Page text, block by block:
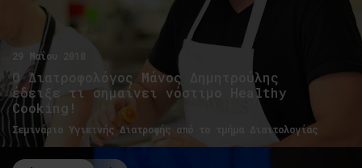
29 Μαΐου 2018
Ο Διατροφολόγος Μάνος Δημητρούλης
έδειξε τι σημαίνει νόστιμο Healthy
Cooking!
Σεμινάριο Υγιεινής Διατροφής από το τμήμα Διαιτολογίας